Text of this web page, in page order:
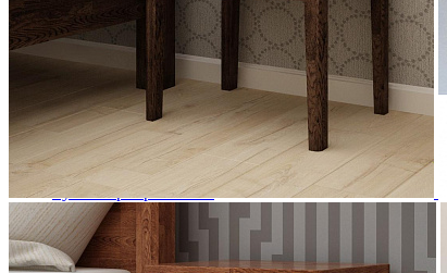
Комоды
Кровати двуспальные
Кровати металлические
Кровати односпальные
Кровати полутороспальные
Решетки и настилы под матрас
Спальные гарнитуры
Тахта
Туалетные столики
Тумбы прикроватные
Шкафы для одежды
Антресоли на шкаф
Полки и ящики в шкаф для одежды